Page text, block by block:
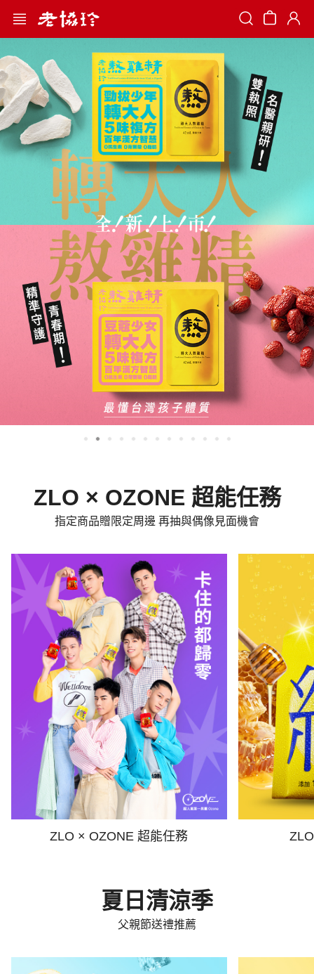
Search
ZLO × OZONE 超能任務
指定商品贈限定周邊 再抽與偶像見面機會
ZLO × OZONE 超能任務
夏日清涼季
父親節送禮推薦